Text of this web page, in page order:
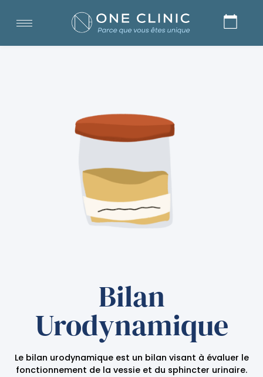
Bilan
Urodynamique
Le bilan urodynamique est un bilan visant à évaluer le
fonctionnement de la vessie et du sphincter urinaire.